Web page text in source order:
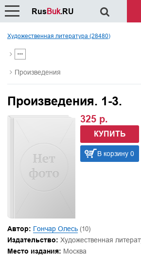
Художественная литература (28480)
Произведения
Произведения. 1-3.
325 р.
КУПИТЬ
В корзину 0
Автор: Гончар Олесь (10)
Издательство: Художественная
Место издания: Москва
RusBuk.RU